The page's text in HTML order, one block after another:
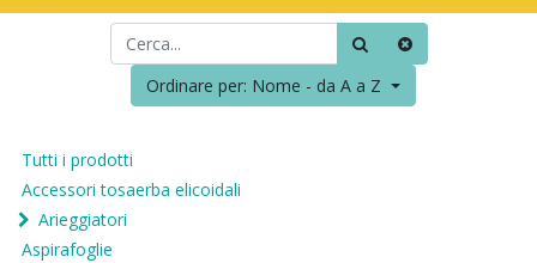
Ordinare per: Nome - da A a Z
Tutti i prodotti
Accessori tosaerba elicoidali
Arieggiatori
Aspirafoglie